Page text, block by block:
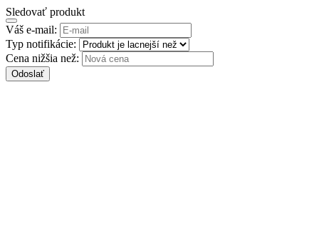
Sledovať produkt
Váš e-mail:
Typ notifikácie:
Cena nižšia než:
Odoslať